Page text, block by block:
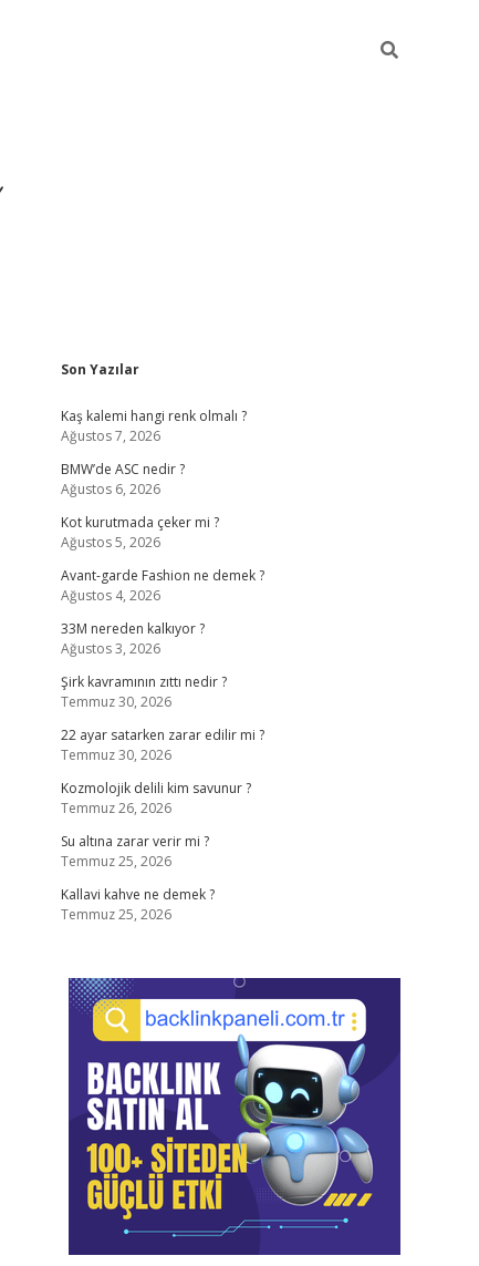
Sidebar
Son Yazılar
Kaş kalemi hangi renk olmalı ?
Ağustos 7, 2026
BMW’de ASC nedir ?
Ağustos 6, 2026
Kot kurutmada çeker mi ?
Ağustos 5, 2026
Avant-garde Fashion ne demek ?
Ağustos 4, 2026
33M nereden kalkıyor ?
Ağustos 3, 2026
Şirk kavramının zıttı nedir ?
Temmuz 30, 2026
22 ayar satarken zarar edilir mi ?
Temmuz 30, 2026
Kozmolojik delili kim savunur ?
Temmuz 26, 2026
Su altına zarar verir mi ?
Temmuz 25, 2026
Kallavi kahve ne demek ?
Temmuz 25, 2026